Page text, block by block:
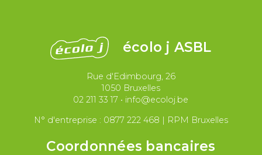
Justice et violences policières
Migrations et asile
Paix et droit international
écolo j ASBL
Rue d'Edimbourg, 26
1050 Bruxelles
02 211 33 17 • info@ecoloj.be
N° d'entreprise : 0877 222 468 | RPM Bruxelles
Coordonnées bancaires